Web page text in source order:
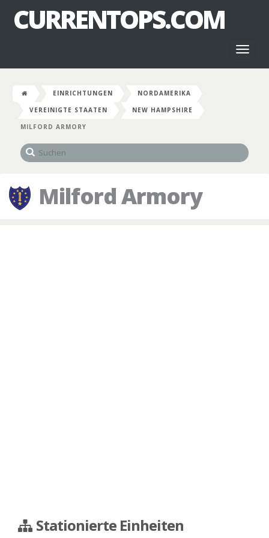
CURRENTOPS.COM
EINRICHTUNGEN
NORDAMERIKA
VEREINIGTE STAATEN
NEW HAMPSHIRE
MILFORD ARMORY
Milford Armory
Stationierte Einheiten